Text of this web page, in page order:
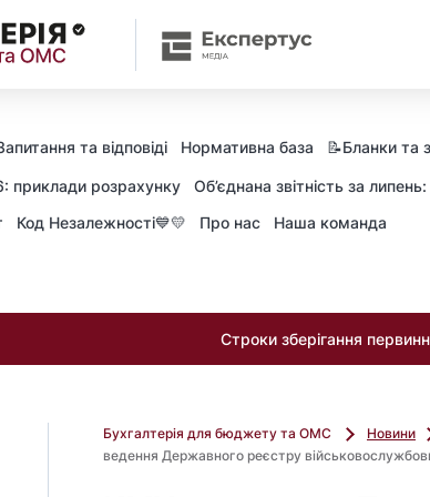
та відповіді Нормативна база 📝Бланки та
приклади розрахунку
Об’єднана звітність за
Код Незалежності💙💛 Про нас Наша команда
Строки зберігання
Бухгалтерія для бюджету та ОМС Новини
ведення Державного реєстру